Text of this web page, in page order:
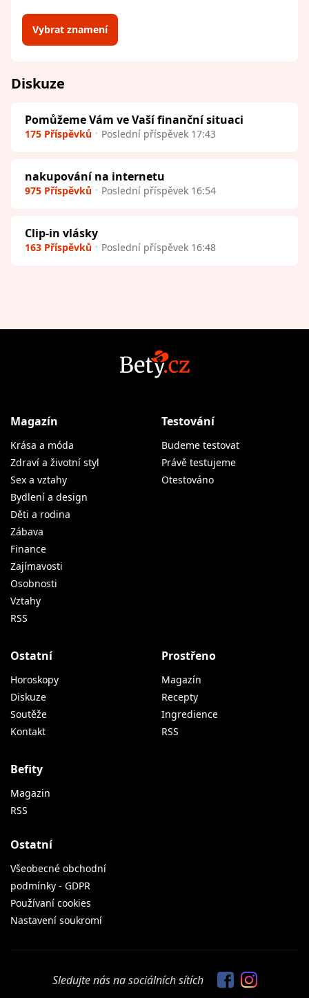
Vybrat znamení
Diskuze
Pomůžeme Vám ve Vaší finanční situaci
175 Příspěvků Poslední příspěvek 17:43
nakupování na internetu
975 Příspěvků Poslední příspěvek 16:54
Clip-in vlásky
163 Příspěvků Poslední příspěvek 16:48
Magazín
Krása a móda
Zdraví a životní styl
Sex a vztahy
Bydlení a design
Děti a rodina
Zábava
Finance
Zajímavosti
Osobnosti
Vztahy
RSS
Testování
Budeme testovat
Právě testujeme
Otestováno
Ostatní
Horoskopy
Diskuze
Soutěže
Kontakt
Prostřeno
Magazín
Recepty
Ingredience
RSS
Befity
Magazin
RSS
Ostatní
Všeobecné obchodní
podmínky - GDPR
Používaní cookies
Nastavení soukromí
Sledujte nás na sociálních sítích